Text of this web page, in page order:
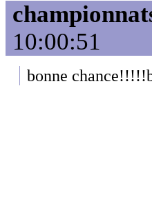
10:00:51
bonne